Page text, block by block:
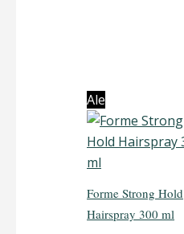
Ale
Forme Strong Hold
Hairspray 300 ml